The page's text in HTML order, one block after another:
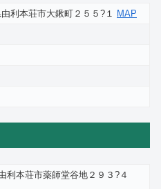
利本荘市大鍬町２５５?１ MAP
利本荘市薬師堂谷地２９３?４